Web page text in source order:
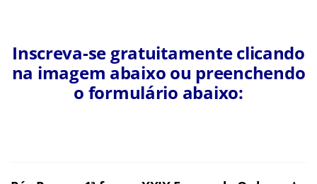
Inscreva-se gratuitamente clicando
na imagem abaixo ou preenchendo
o formulário abaixo: